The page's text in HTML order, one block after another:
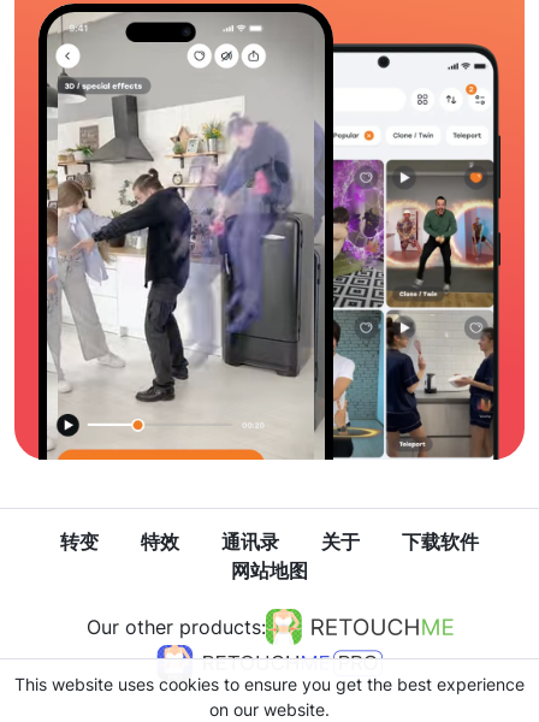
转变 特效 通讯录 关于
下载软件
网站地图
Our other products:
This website uses cookies to ensure you get the best experience
on our website.